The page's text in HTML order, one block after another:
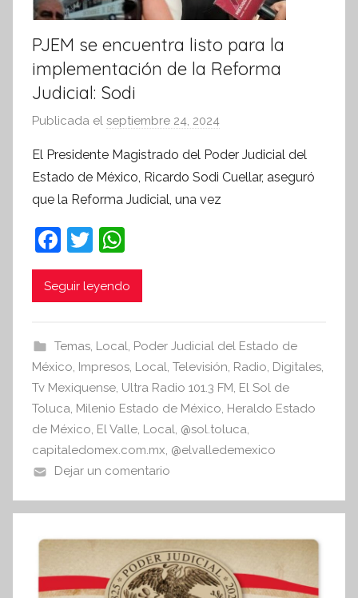
a
PJEM se encuentra listo para la
implementación de la Reforma
Judicial: Sodi
Publicada el septiembre 24, 2024
r
S
í
I
n
f
o
r
m
i
v
El Presidente Magistrado del Poder Judicial del
Estado de México, Ricardo Sodi Cuellar, aseguró
que la Reforma Judicial, una vez
F
a
c
b
o
o
k
T
w
itt
h
at
A
p
p
Seguir leyendo
Temas, Local, Poder Judicial del Estado de
México, Impresos, Local, Televisión, Radio, Digitales,
Tv Mexiquense, Ultra Radio 101.3 FM, El Sol de
Toluca, Milenio Estado de México, Heraldo Estado
de México, El Valle, Local, @sol.toluca,
capitaledomex.com.mx, @elvalledemexico
Dejar un comentario